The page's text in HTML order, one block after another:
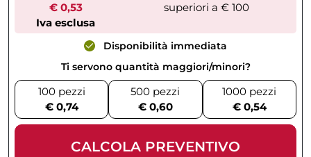
€ 0,53
Iva esclusa
superiori a € 100
Disponibilità immediata
Ti servono quantità maggiori/minori?
100 pezzi
€ 0,74
500 pezzi
€ 0,60
1000 pezzi
€ 0,54
CALCOLA PREVENTIVO